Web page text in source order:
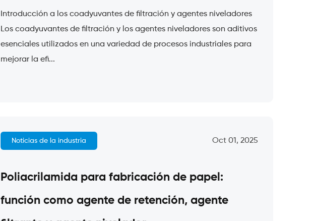
Introducción a los coadyuvantes de filtración y agentes niveladores
Los coadyuvantes de filtración y los agentes niveladores son aditivos
esenciales utilizados en una variedad de procesos industriales para
mejorar la efi...
Noticias de la industria Oct 01, 2025
Poliacrilamida para fabricación de papel:
función como agente de retención, agente